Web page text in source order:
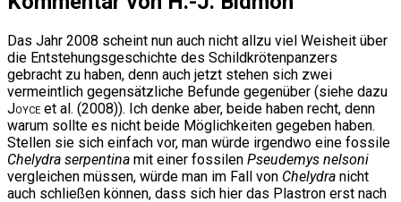
Das Jahr 2008 scheint nun auch nicht allzu viel Weisheit über
die Entstehungsgeschichte des Schildkrötenpanzers
gebracht zu haben, denn auch jetzt stehen sich zwei
vermeintlich gegensätzliche Befunde gegenüber (siehe dazu
Joyce et al. (2008)). Ich denke aber, beide haben recht, denn
warum sollte es nicht beide Möglichkeiten gegeben haben.
Stellen sie sich einfach vor, man würde irgendwo eine fossile
Chelydra serpentina mit einer fossilen Pseudemys nelsoni
vergleichen müssen, würde man im Fall von Chelydra nicht
auch schließen können, dass sich hier das Plastron erst nach